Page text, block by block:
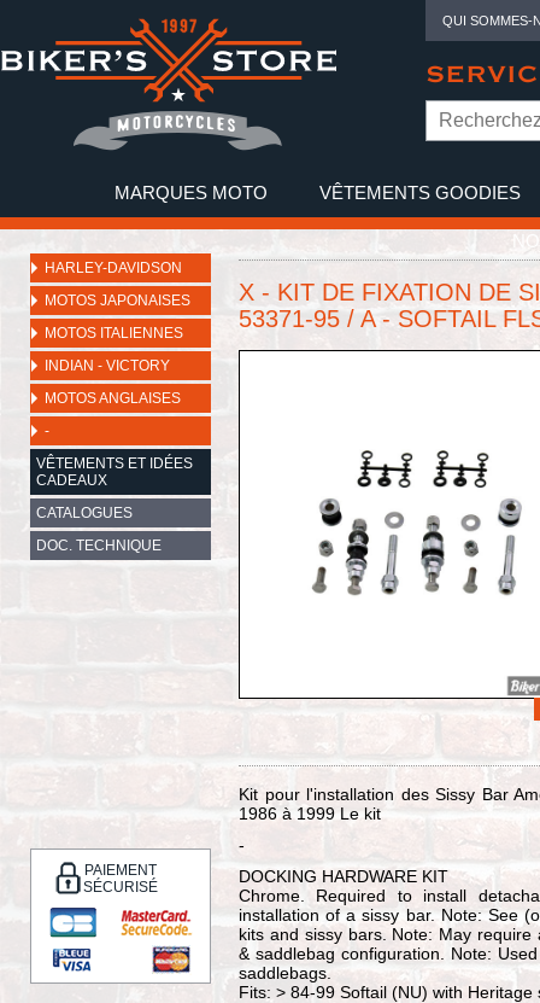
QUI SOMMES-
MARQUES MOTO VÊTEMENTS GOODIES
HARLEY-DAVIDSON
MOTOS JAPONAISES
MOTOS ITALIENNES
INDIAN - VICTORY
MOTOS ANGLAISES
-
VÊTEMENTS ET IDÉES
CADEAUX
CATALOGUES
DOC. TECHNIQUE
PAIEMENT
SÉCURISÉ
X - KIT DE FIXATION DE
53371-95 / A - SOFTAIL
Kit pour l'installation des Sissy Bar
1986 à 1999 Le kit
-
DOCKING HARDWARE KIT
Chrome. Required to install
installation of a sissy bar. Note: See
kits and sissy bars. Note: May
& saddlebag configuration. Note:
saddlebags.
Fits: > 84-99 Softail (NU) with Heritage